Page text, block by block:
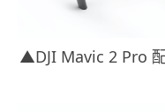
▲DJI Mavic 2 Pro